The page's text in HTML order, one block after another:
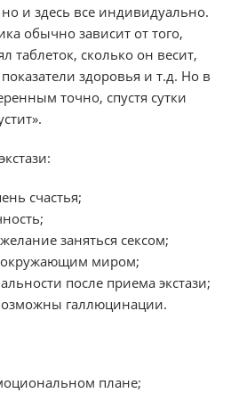
и здесь все индивидуально.
обычно зависит от того,
таблеток, сколько он весит,
здоровья и т.д. Но в
точно, спустя сутки
счастья;
заняться сексом;
окружающим миром;
после приема экстази;
галлюцинации.
плане;